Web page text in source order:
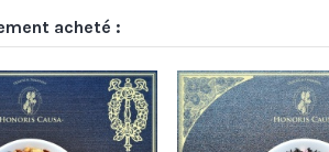
acheté :